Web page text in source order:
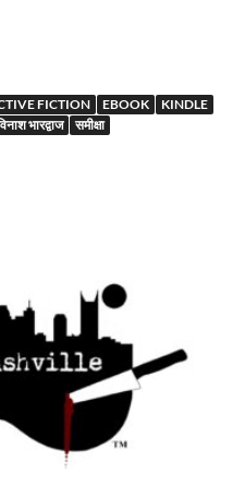
FICTION EBOOK
KINDLE
भारद्वाज समीक्षा